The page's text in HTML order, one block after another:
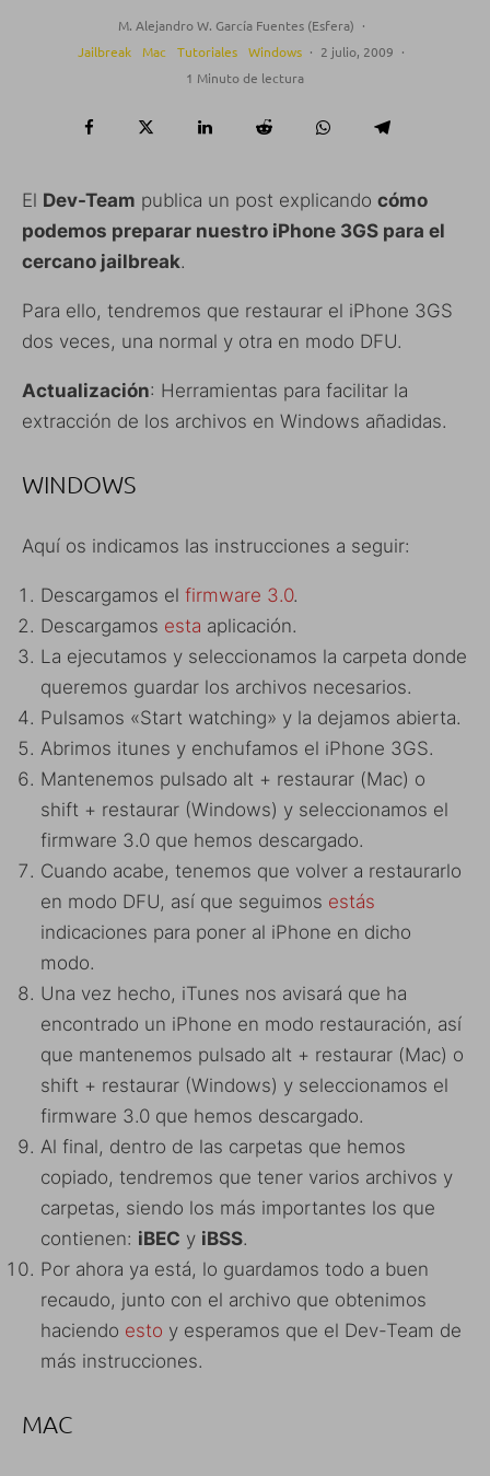
M. Alejandro W. García Fuentes (Esfera) ·
Jailbreak
Mac Tutoriales Windows · 2 julio, 2009 ·
1 Minuto de lectura
El Dev-Team publica un post explicando cómo
podemos preparar nuestro iPhone 3GS para el
cercano jailbreak.
Para ello, tendremos que restaurar el iPhone 3GS
dos veces, una normal y otra en modo DFU.
Actualización: Herramientas para facilitar la
extracción de los archivos en Windows añadidas.
WINDOWS
Aquí os indicamos las instrucciones a seguir:
Descargamos el firmware 3.0.
Descargamos esta aplicación.
La ejecutamos y seleccionamos la carpeta donde
queremos guardar los archivos necesarios.
Pulsamos «Start watching» y la dejamos abierta.
Abrimos itunes y enchufamos el iPhone 3GS.
Mantenemos pulsado alt + restaurar (Mac) o
shift + restaurar (Windows) y seleccionamos el
firmware 3.0 que hemos descargado.
Cuando acabe, tenemos que volver a restaurarlo
en modo DFU, así que seguimos estás
indicaciones para poner al iPhone en dicho
modo.
Una vez hecho, iTunes nos avisará que ha
encontrado un iPhone en modo restauración, así
que mantenemos pulsado alt + restaurar (Mac) o
shift + restaurar (Windows) y seleccionamos el
firmware 3.0 que hemos descargado.
Al final, dentro de las carpetas que hemos
copiado, tendremos que tener varios archivos y
carpetas, siendo los más importantes los que
contienen: iBEC y iBSS.
Por ahora ya está, lo guardamos todo a buen
recaudo, junto con el archivo que obtenimos
haciendo esto y esperamos que el Dev-Team de
más instrucciones.
MAC